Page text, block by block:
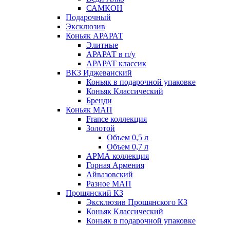
САМКОН
Подарочный
Эксклюзив
Коньяк АРАРАТ
Элитные
АРАРАТ в п/у
АРАРАТ классик
ВКЗ Иджеванский
Коньяк в подарочной упаковке
Коньяк Классический
Бренди
Коньяк МАП
France коллекция
Золотой
Объем 0,5 л
Объем 0,7 л
АРМА коллекция
Горная Армения
Айвазовский
Разное МАП
Прошянский КЗ
Эксклюзив Прошянского КЗ
Коньяк Классический
Коньяк в подарочной упаковке